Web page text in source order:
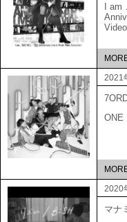
I
2021
ONE
2020
マナ